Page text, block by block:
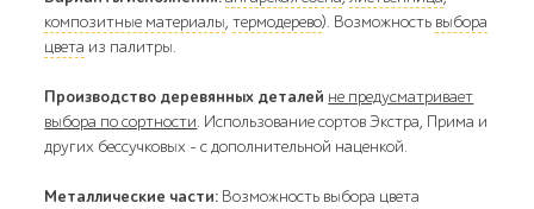
композитные материалы,термодерево). Возможность выбора
цвета из палитры.
Производство деревянных деталей не предусматривает
выбора по сортности. Использование сортов Экстра, Прима и
других бессучковых - с дополнительной наценкой.
Металлические части: Возможность выбора цвета